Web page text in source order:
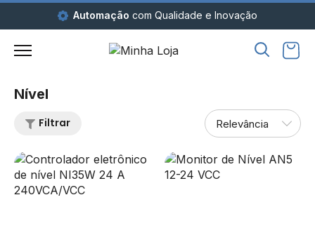
Automação com Qualidade e Inovação
Nível
Filtrar